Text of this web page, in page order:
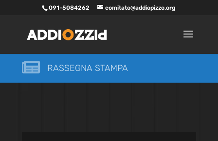
091-5084262 comitato@addiopizzo.org
 RASSEGNA STAMPA